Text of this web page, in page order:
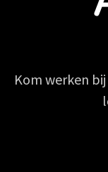
Kom werken